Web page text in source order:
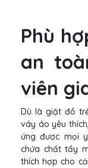
Phù
an
viên
Dù là giặt đồ
váy áo yêu
ứng được mọi
chứa chất tẩy
thích hợp cho